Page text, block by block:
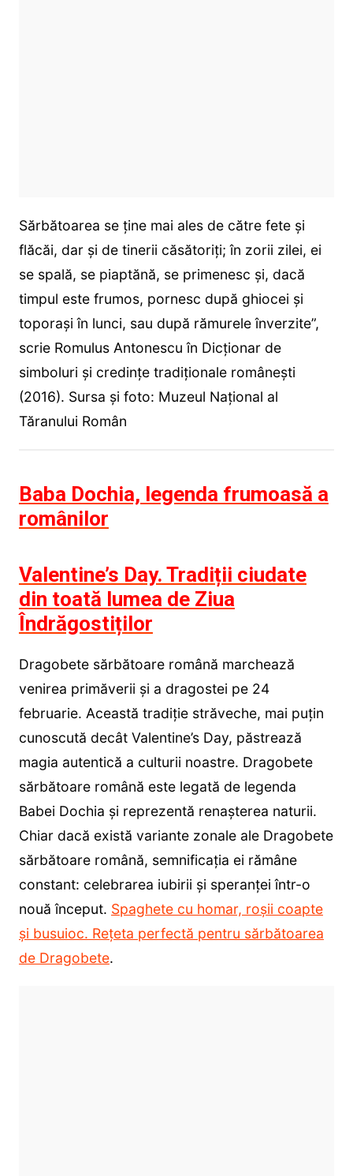
Sărbătoarea se ține mai ales de către fete și
flăcăi, dar și de tinerii căsătoriți; în zorii zilei, ei
se spală, se piaptănă, se primenesc și, dacă
timpul este frumos, pornesc după ghiocei și
toporași în lunci, sau după rămurele înverzite”,
scrie Romulus Antonescu în Dicționar de
simboluri și credințe tradiționale românești
(2016). Sursa și foto: Muzeul Național al
Tăranului Român
Baba Dochia, legenda frumoasă a
românilor
Valentine’s Day. Tradiții ciudate
din toată lumea de Ziua
Îndrăgostiților
Dragobete sărbătoare română marchează
venirea primăverii și a dragostei pe 24
februarie. Această tradiție străveche, mai puțin
cunoscută decât Valentine’s Day, păstrează
magia autentică a culturii noastre. Dragobete
sărbătoare română este legată de legenda
Babei Dochia și reprezentă renașterea naturii.
Chiar dacă există variante zonale ale Dragobete
sărbătoare română, semnificația ei rămâne
constant: celebrarea iubirii și speranței într-o
nouă început. Spaghete cu homar, roșii coapte
și busuioc. Rețeta perfectă pentru sărbătoarea
de Dragobete.